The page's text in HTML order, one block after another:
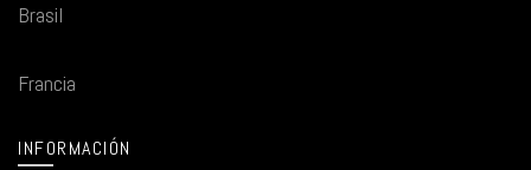
Brasil
Francia
INFORMACIÓN